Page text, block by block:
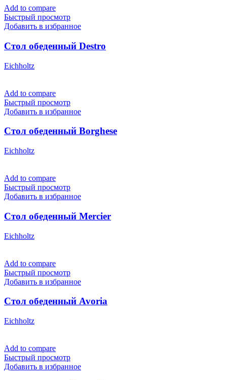
Add to compare
Быстрый просмотр
Добавить в избранное
Стол обеденный Destro
Eichholtz
Add to compare
Быстрый просмотр
Добавить в избранное
Стол обеденный Borghese
Eichholtz
Add to compare
Быстрый просмотр
Добавить в избранное
Стол обеденный Mercier
Eichholtz
Add to compare
Быстрый просмотр
Добавить в избранное
Стол обеденный Avoria
Eichholtz
Add to compare
Быстрый просмотр
Добавить в избранное